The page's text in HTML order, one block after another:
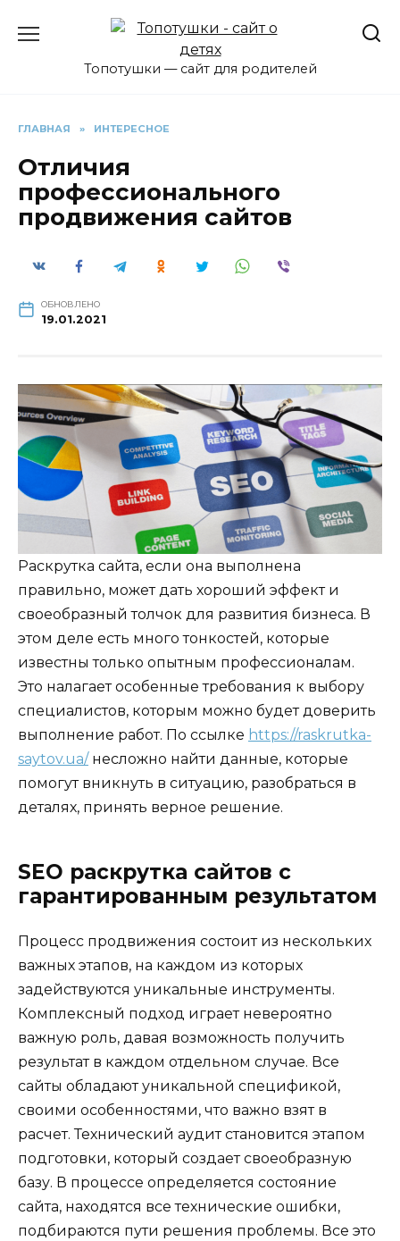
Топотушки — сайт для родителей
ГЛАВНАЯ » ИНТЕРЕСНОЕ
Отличия
профессионального
продвижения сайтов
ОБНОВЛЕНО
19.01.2021
Раскрутка сайта, если она выполнена
правильно, может дать хороший эффект и
своеобразный толчок для развития бизнеса. В
этом деле есть много тонкостей, которые
известны только опытным профессионалам.
Это налагает особенные требования к выбору
специалистов, которым можно будет доверить
выполнение работ. По ссылке https://raskrutka-
saytov.ua/ несложно найти данные, которые
помогут вникнуть в ситуацию, разобраться в
деталях, принять верное решение.
SEO раскрутка сайтов с
гарантированным результатом
Процесс продвижения состоит из нескольких
важных этапов, на каждом из которых
задействуются уникальные инструменты.
Комплексный подход играет невероятно
важную роль, давая возможность получить
результат в каждом отдельном случае. Все
сайты обладают уникальной спецификой,
своими особенностями, что важно взят в
расчет. Технический аудит становится этапом
подготовки, который создает своеобразную
базу. В процессе определяется состояние
сайта, находятся все технические ошибки,
подбираются пути решения проблемы. Все это